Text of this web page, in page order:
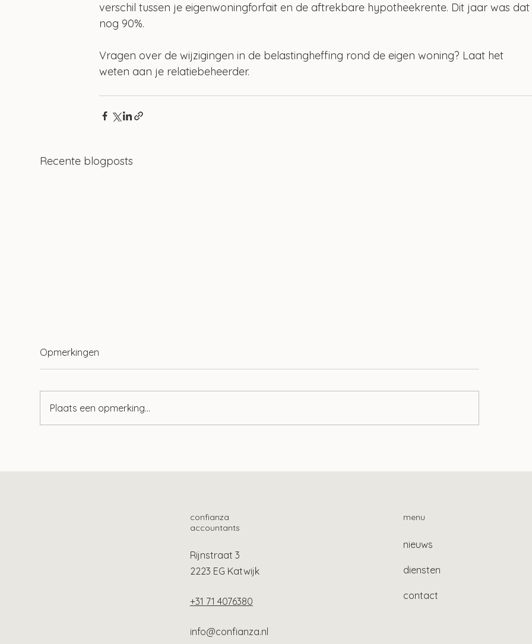
verschil tussen je eigenwoningforfait en de aftrekbare hypotheekrente. Dit jaar was
nog 90%.
Vragen over de wijzigingen in de belastingheffing rond de eigen woning? Laat het
weten aan je relatiebeheerder.
Recente blogposts
bepalend voor renteaftrek
Opmerkingen
Plaats een opmerking...
confianza
accountants
Rijnstraat 3
2223 EG Katwijk
+31 71 4076380
info@confianza.nl
menu
nieuws
diensten
contact